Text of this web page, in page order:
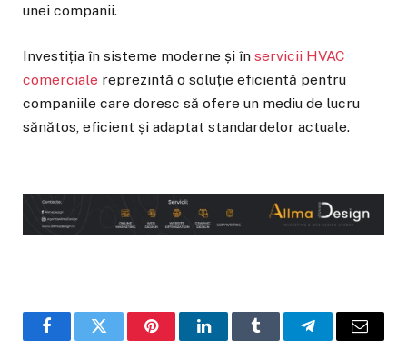
unei companii.
Investiția în sisteme moderne și în servicii HVAC
comerciale reprezintă o soluție eficientă pentru
companiile care doresc să ofere un mediu de lucru
sănătos, eficient și adaptat standardelor actuale.
FacebookTwitter PinterestLinkedInTumblr TelegramEmail